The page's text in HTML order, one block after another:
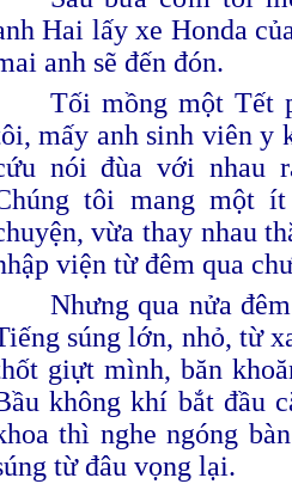
Hai lấy xe Honda
anh sẽ đến đón.
Tối mồng một Tết
mấy anh sinh viên y
nói đùa với nhau
tôi mang một
vừa thay nhau
viện từ đêm qua
Nhưng qua nửa
súng lớn, nhỏ, từ
giựt mình, băn
không khí bắt đầu
thì nghe ngóng
từ đâu vọng lại.